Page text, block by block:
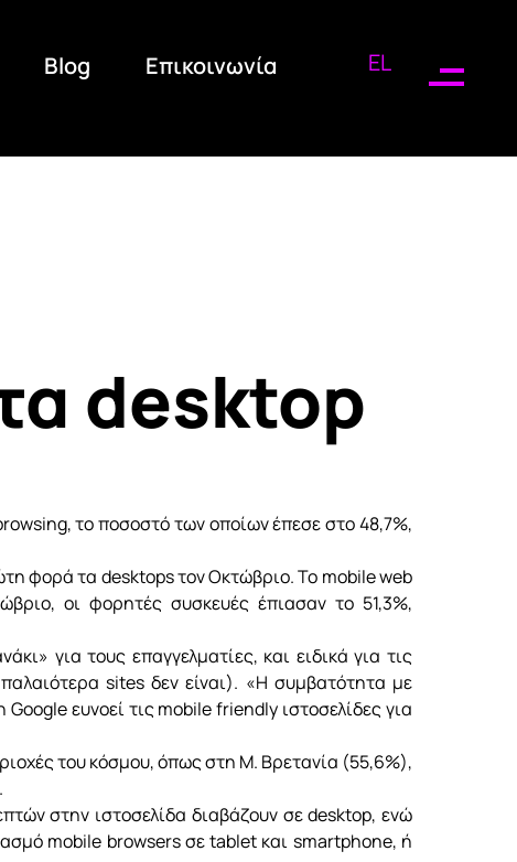
Επικοινωνία
Blog EL
desktop
το ποσοστό των οποίων έπεσε στο 48,7%,
φορά τα desktops τον Οκτώβριο. Το mobile web
οι φορητές συσκευές έπιασαν το 51,3%,
για τους επαγγελματίες, και ειδικά για τις
sites δεν είναι). «Η συμβατότητα με
ευνοεί τις mobile friendly ιστοσελίδες για
του κόσμου, όπως στη Μ. Βρετανία (55,6%),
στην ιστοσελίδα διαβάζουν σε desktop, ενώ
mobile browsers σε tablet και smartphone, ή